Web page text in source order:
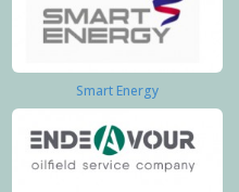
Smart Energy